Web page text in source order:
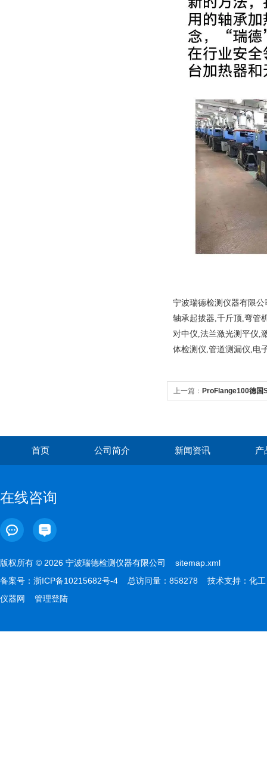
宁波瑞德检测仪器有限
轴承起拔器,千斤顶,弯管
对中仪,法兰激光测平仪,
体检测仪,管道测漏仪,电
上一篇： ProFlange100德国
首页 公司简介 新闻资讯 产
在线咨询
版权所有 © 2026 宁波瑞德检测仪器有限公司 sitemap.xml
备案号： 浙ICP备10215682号-4 总访问量：858278 技术支持： 化工
仪器网
管理登陆